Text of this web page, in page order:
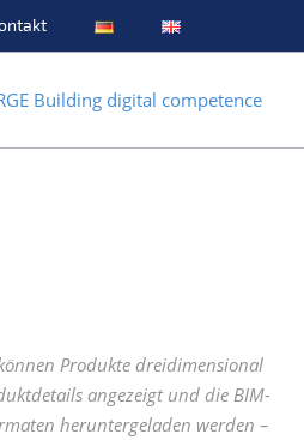
Produkte dreidimensional
angezeigt und die BIM-
heruntergeladen werden –